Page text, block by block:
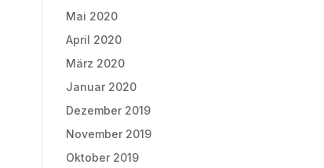
Mai 2020
April 2020
März 2020
Januar 2020
Dezember 2019
November 2019
Oktober 2019